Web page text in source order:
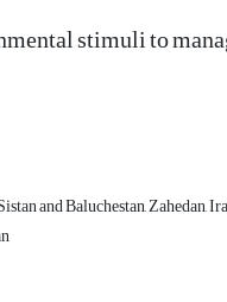
stimuli to
and Baluchestan, Zahedan,